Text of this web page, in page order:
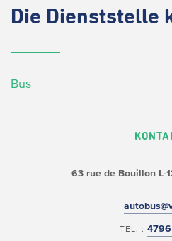
Die Dienststelle
Bus
63 rue de BouillonL-
TEL. :